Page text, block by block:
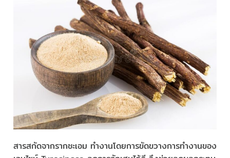
สารสกัดจากรากชะเอม ทำงานโดยการขัดขวางการทำงานของ